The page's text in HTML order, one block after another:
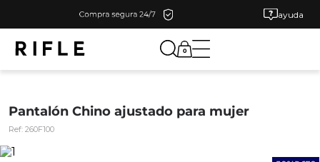
ayuda
0
Pantalón Chino ajustado para mujer
Ref: 260F100